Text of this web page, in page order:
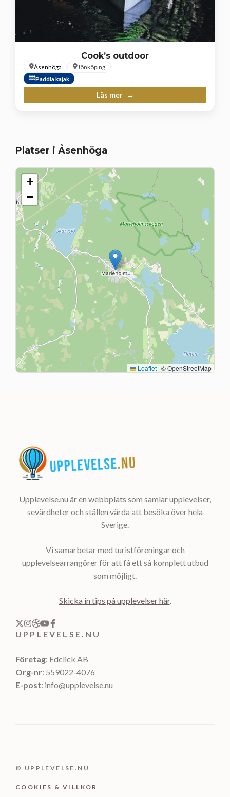
Cook’s outdoor
Åsenhöga
Jönköping
Paddla kajak
Läs mer
Platser i Åsenhöga
+
−
Leaflet | © OpenStreetMap
Upplevelse.nu är en webbplats som samlar upplevelser,
sevärdheter och ställen värda att besöka över hela
Sverige.
Vi samarbetar med turistföreningar och
upplevelsearrangörer för att få ett så komplett utbud
som möjligt.
Skicka in tips på upplevelser här.
UPPLEVELSE.NU
Företag: Edclick AB
Org-nr: 559022-4076
E-post: info@upplevelse.nu
© UPPLEVELSE.NU
COOKIES & VILLKOR